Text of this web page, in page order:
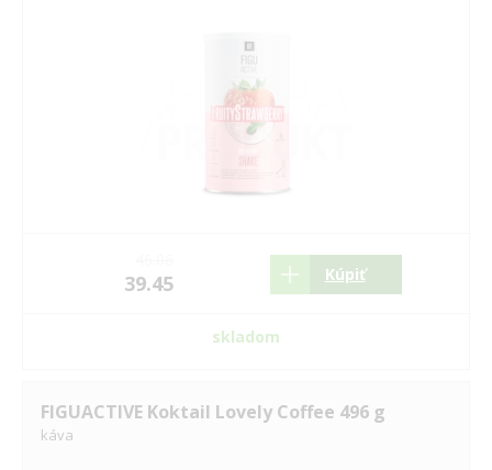
39.45 Kúpiť
skladom
FIGUACTIVE Koktail Lovely Coffee 496 g
káva